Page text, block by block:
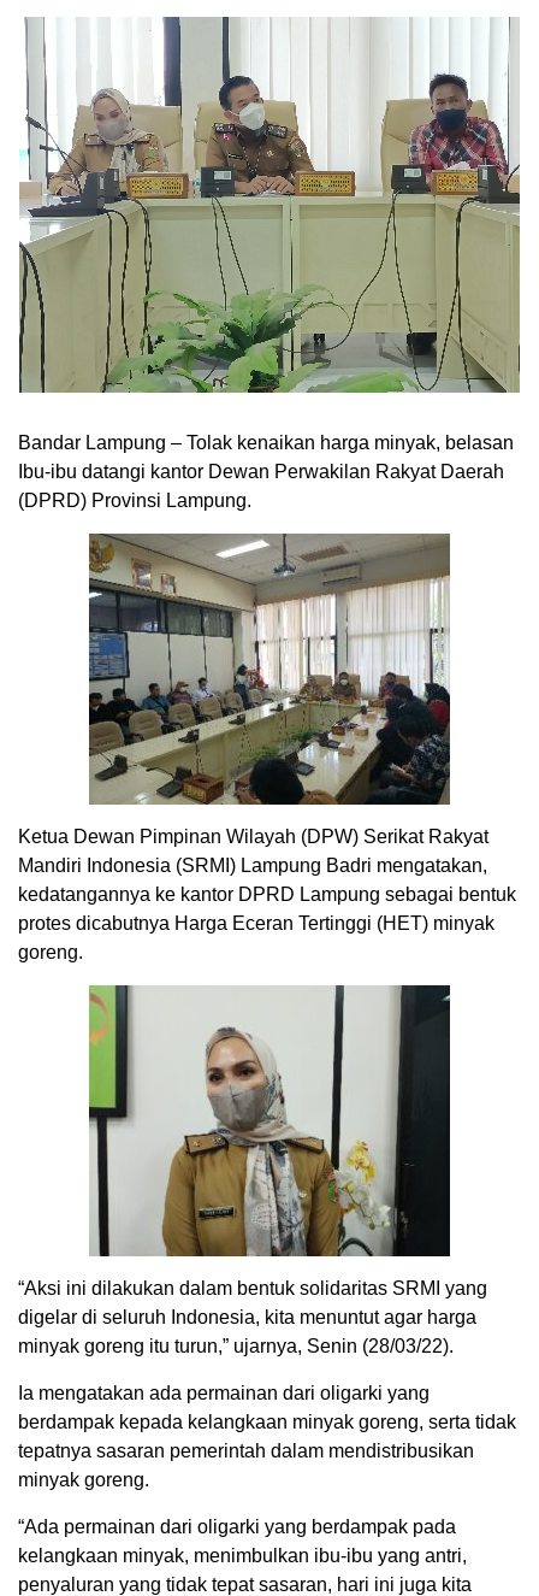
Bandar Lampung – Tolak kenaikan harga minyak, belasan
Ibu-ibu datangi kantor Dewan Perwakilan Rakyat Daerah
(DPRD) Provinsi Lampung.
Ketua Dewan Pimpinan Wilayah (DPW) Serikat Rakyat
Mandiri Indonesia (SRMI) Lampung Badri mengatakan,
kedatangannya ke kantor DPRD Lampung sebagai bentuk
protes dicabutnya Harga Eceran Tertinggi (HET) minyak
goreng.
“Aksi ini dilakukan dalam bentuk solidaritas SRMI yang
digelar di seluruh Indonesia, kita menuntut agar harga
minyak goreng itu turun,” ujarnya, Senin (28/03/22).
Ia mengatakan ada permainan dari oligarki yang
berdampak kepada kelangkaan minyak goreng, serta tidak
tepatnya sasaran pemerintah dalam mendistribusikan
minyak goreng.
“Ada permainan dari oligarki yang berdampak pada
kelangkaan minyak, menimbulkan ibu-ibu yang antri,
penyaluran yang tidak tepat sasaran, hari ini juga kita